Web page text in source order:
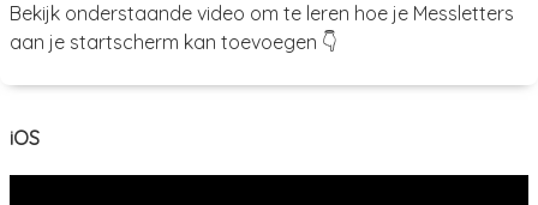
Bekijk onderstaande video om te leren hoe je Messletters
aan je startscherm kan toevoegen 👇
iOS